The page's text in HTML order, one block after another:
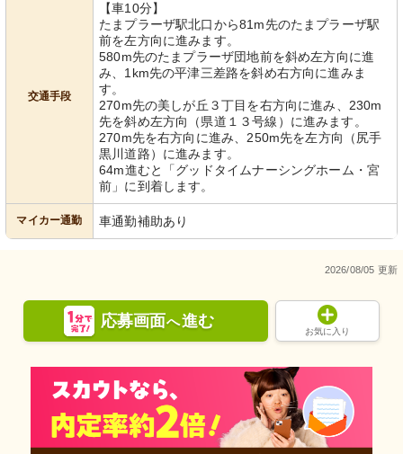
交通手段
【車10分】
たまプラーザ駅北口から81m先のたまプラーザ駅
前を左方向に進みます。
580m先のたまプラーザ団地前を斜め左方向に進
み、1km先の平津三差路を斜め右方向に進みま
す。
270m先の美しが丘３丁目を右方向に進み、230m
先を斜め左方向（県道１３号線）に進みます。
270m先を右方向に進み、250m先を左方向（尻手
黒川道路）に進みます。
64m進むと「グッドタイムナーシングホーム・宮
前」に到着します。
マイカー通勤 車通勤補助あり
2026/08/05 更新
応募画面へ進む
お気に入り